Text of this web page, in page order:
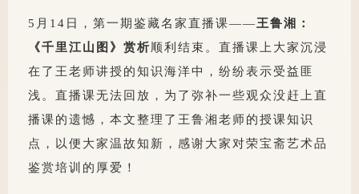
5月14日，第一期鉴藏名家直播课——王鲁湘：
《千里江山图》赏析顺利结束。直播课上大家沉浸
在了王老师讲授的知识海洋中，纷纷表示受益匪
浅。直播课无法回放，为了弥补一些观众没赶上直
播课的遗憾，本文整理了王鲁湘老师的授课知识
点，以便大家温故知新，感谢大家对荣宝斋艺术品
鉴赏培训的厚爱！